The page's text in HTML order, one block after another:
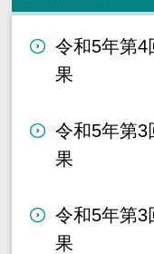
令和5年第4
果
令和5年第3
果
令和5年第3
果